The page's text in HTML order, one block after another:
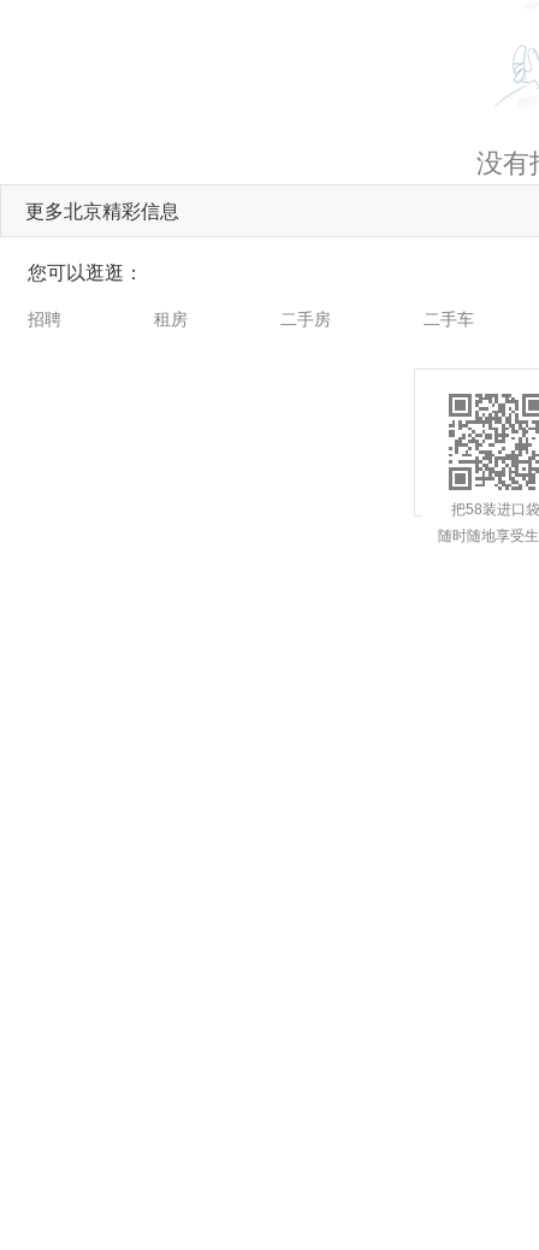
没有
更多北京精彩信息
您可以逛逛：
招聘 租房 二手房 二手车
把58装进口袋
随时随地享受